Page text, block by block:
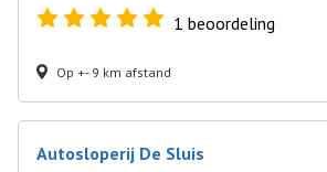
1 beoordeling
Op +- 9 km afstand
Autosloperij De Sluis